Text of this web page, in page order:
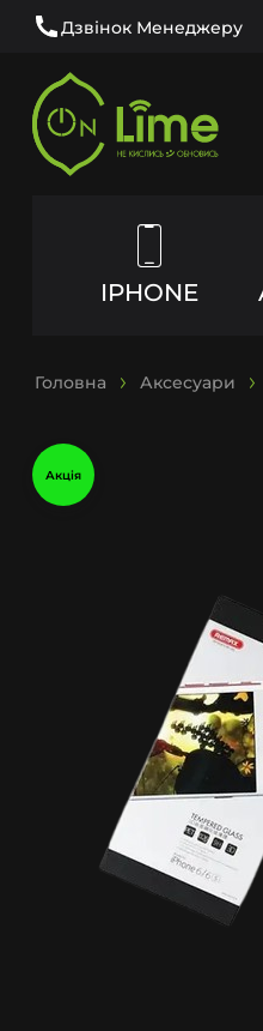
Дзвінок Менеджеру
IPHONE
Головна Аксесуари
Акція